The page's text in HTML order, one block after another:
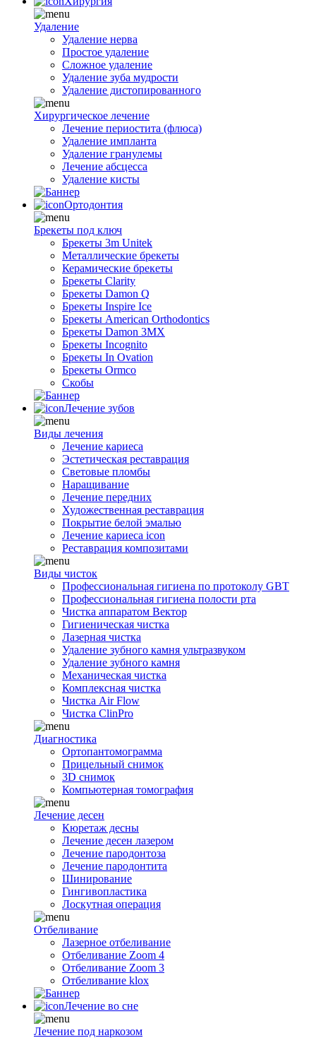
Удаление
Удаление нерва
Простое удаление
Сложное удаление
Удаление зуба мудрости
Удаление дистопированного
Хирургическое лечение
Лечение периостита (флюса)
Удаление импланта
Удаление гранулемы
Лечение абсцесса
Удаление кисты
Ортодонтия
Брекеты под ключ
Брекеты 3m Unitek
Металлические брекеты
Керамические брекеты
Брекеты Clarity
Брекеты Damon Q
Брекеты Inspire Ice
Брекеты American Orthodontics
Брекеты Damon 3MX
Брекеты Incognito
Брекеты In Ovation
Брекеты Ormco
Скобы
Лечение зубов
Виды лечения
Лечение кариеса
Эстетическая реставрация
Световые пломбы
Наращивание
Лечение передних
Художественная реставрация
Покрытие белой эмалью
Лечение кариеса icon
Реставрация композитами
Виды чисток
Профессиональная гигиена по протоколу GBT
Профессиональная гигиена полости рта
Чистка аппаратом Вектор
Гигиеническая чистка
Лазерная чистка
Удаление зубного камня ультразвуком
Удаление зубного камня
Механическая чистка
Комплексная чистка
Чистка Air Flow
Чистка ClinPro
Диагностика
Ортопантомограмма
Прицельный снимок
3D снимок
Компьютерная томография
Лечение десен
Кюретаж десны
Лечение десен лазером
Лечение пародонтоза
Лечение пародонтита
Шинирование
Гингивопластика
Лоскутная операция
Отбеливание
Лазерное отбеливание
Отбеливание Zoom 4
Отбеливание Zoom 3
Отбеливание klox
Лечение во сне
Лечение под наркозом